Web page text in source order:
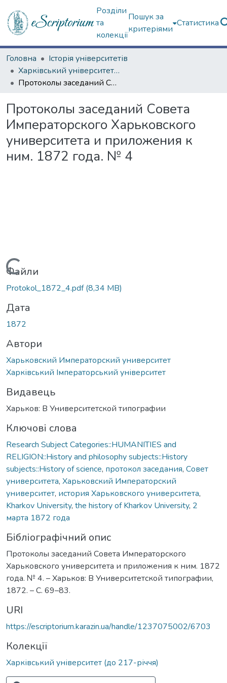
Розділи
та
колекції
Пошук за
критеріями
Статистика
Головна
Історія університетів
Харківський університет (до 217-річчя)
Протоколы заседаний Совета Императорского Харьковского университета и приложения к ним. 1872 года. № 4
Протоколы заседаний Совета
Императорского Харьковского
университета и приложения к
ним. 1872 года. № 4
Вантажиться...
Файли
Protokol_1872_4.pdf(8,34 MB)
Дата
1872
Автори
Харьковский Императорский университет
Харківський Імператорський університет
Видавець
Харьков: В Университетской типографии
Ключові слова
Research Subject Categories::HUMANITIES and
RELIGION::History and philosophy subjects::History
subjects::History of science, протокол заседания, Совет
университета, Харьковский Императорский
университет, история Харьковского университета,
Kharkov University, the history of Kharkov University, 2
марта 1872 года
Бібліографічний опис
Протоколы заседаний Совета Императорского
Харьковского университета и приложения к ним. 1872
года. № 4. – Харьков: В Университетской типографии,
1872. – С. 69–83.
URI
https://escriptorium.karazin.ua/handle/1237075002/6703
Колекції
Харківський університет (до 217-річчя)